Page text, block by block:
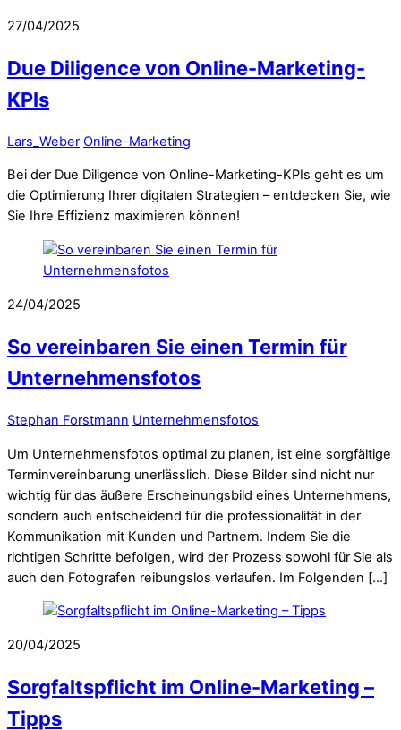
27/04/2025
Due Diligence von Online-Marketing-
KPIs
Lars_Weber Online-Marketing
Bei der Due Diligence von Online-Marketing-KPIs geht es um
die Optimierung Ihrer digitalen Strategien – entdecken Sie, wie
Sie Ihre Effizienz maximieren können!
24/04/2025
So vereinbaren Sie einen Termin für
Unternehmensfotos
Stephan Forstmann Unternehmensfotos
Um Unternehmensfotos optimal zu planen, ist eine sorgfältige
Terminvereinbarung unerlässlich. Diese Bilder sind nicht nur
wichtig für das äußere Erscheinungsbild eines Unternehmens,
sondern auch entscheidend für die professionalität in der
Kommunikation mit Kunden und Partnern. Indem Sie die
richtigen Schritte befolgen, wird der Prozess sowohl für Sie als
auch den Fotografen reibungslos verlaufen. Im Folgenden […]
20/04/2025
Sorgfaltspflicht im Online-Marketing –
Tipps